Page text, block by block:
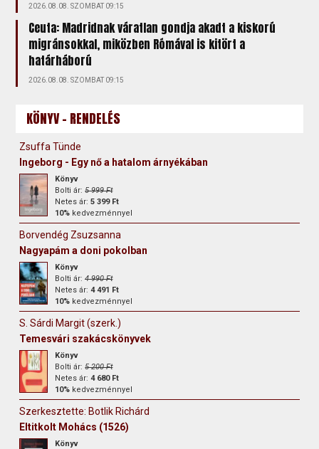
2026.08.08. SZOMBAT 09:15
Ceuta: Madridnak váratlan gondja akadt a kiskorú
migránsokkal, miközben Rómával is kitört a
határháború
2026.08.08. SZOMBAT 09:15
KÖNYV - RENDELÉS
Zsuffa Tünde
Ingeborg - Egy nő a hatalom árnyékában
Könyv
Bolti ár:5 999 Ft
Netes ár:5 399 Ft
10% kedvezménnyel
Borvendég Zsuzsanna
Nagyapám a doni pokolban
Könyv
Bolti ár:4 990 Ft
Netes ár:4 491 Ft
10% kedvezménnyel
S. Sárdi Margit (szerk.)
Temesvári szakácskönyvek
Könyv
Bolti ár:5 200 Ft
Netes ár:4 680 Ft
10% kedvezménnyel
Szerkesztette: Botlik Richárd
Eltitkolt Mohács (1526)
Könyv